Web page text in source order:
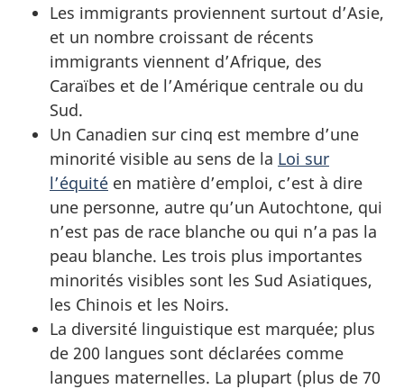
Les immigrants proviennent surtout d’Asie,
et un nombre croissant de récents
immigrants viennent d’Afrique, des
Caraïbes et de l’Amérique centrale ou du
Sud.
Un Canadien sur cinq est membre d’une
minorité visible au sens de la Loi sur
l’équité en matière d’emploi, c’est à dire
une personne, autre qu’un Autochtone, qui
n’est pas de race blanche ou qui n’a pas la
peau blanche. Les trois plus importantes
minorités visibles sont les Sud Asiatiques,
les Chinois et les Noirs.
La diversité linguistique est marquée; plus
de 200 langues sont déclarées comme
langues maternelles. La plupart (plus de 70